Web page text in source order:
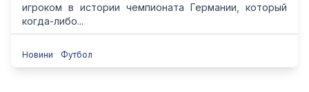
игроком в истории чемпионата Германии, который
когда-либо...
Новини Футбол